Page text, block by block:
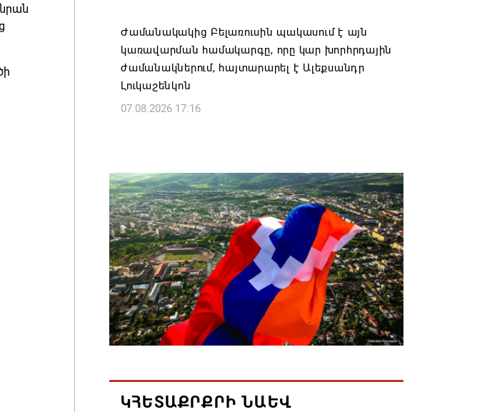
Ժամանակակից Բելառուսին պակասում է այն
կառավարման համակարգը, որը կար խորհրդային
ժամանակներում, հայտարարել է Ալեքսանդր
Լուկաշենկոն
07.08.2026 17:16
Հանրապետություն
07.08.2026 16:57
Գարեգին Բ-ի և եպիսկոպոսների գործով
դատավորն ինքնաբացարկ է հայտնել
07.08.2026 16:55
Թուրքիան, Սաուդյան Արաբիան և Պակիստանը
ռազմական դաշինք ստեղծելու մասին
07.08.2026 16:43
ԿՀԵՏԱՔՐՔՐԻ ՆԱԵՎ